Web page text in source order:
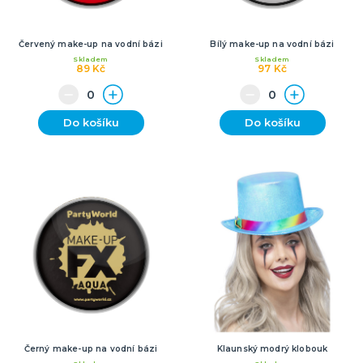
Červený make-up na vodní bázi
89 Kč
Skladem
Do košíku
Bílý make-up na vodní bázi
97 Kč
Skladem
Do košíku
Černý make-up na vodní bázi Klaunský modrý klobouk